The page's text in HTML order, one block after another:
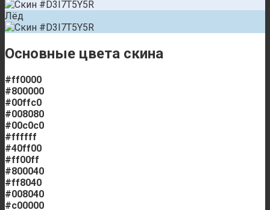
Лёд
Основные цвета скина
#ff0000
#800000
#00ffc0
#008080
#00c0c0
#ffffff
#40ff00
#ff00ff
#800040
#ff8040
#008040
#c00000